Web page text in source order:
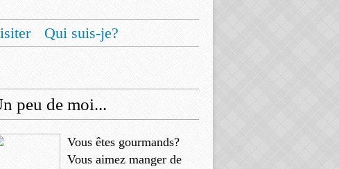
Qui suis-je?
peu de moi...
Vous êtes gourmands?
Vous aimez manger de